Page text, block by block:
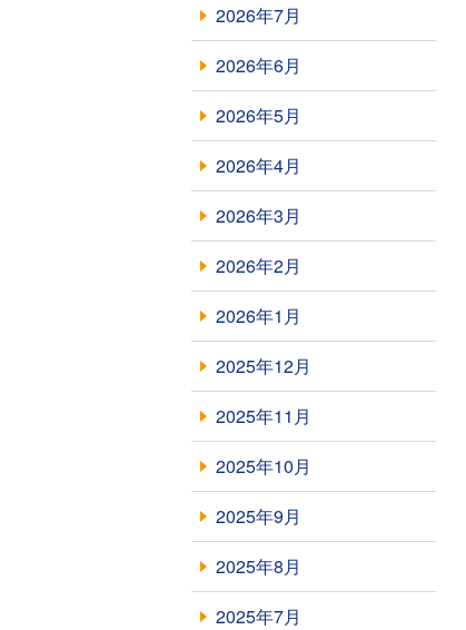
2026年7月
2026年6月
2026年5月
2026年4月
2026年3月
2026年2月
2026年1月
2025年12月
2025年11月
2025年10月
2025年9月
2025年8月
2025年7月